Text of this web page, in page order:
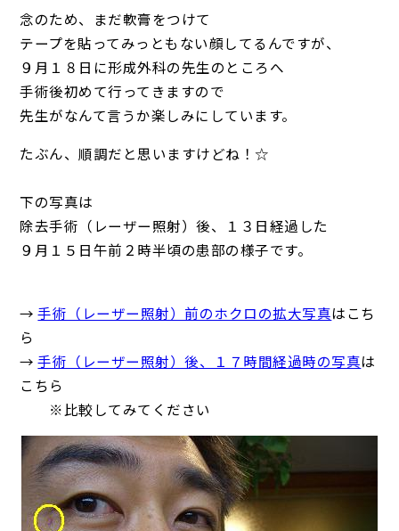
念のため、まだ軟膏をつけて
テープを貼ってみっともない顔してるんですが、
９月１８日に形成外科の先生のところへ
手術後初めて行ってきますので
先生がなんて言うか楽しみにしています。
たぶん、順調だと思いますけどね！☆
下の写真は
除去手術（レーザー照射）後、１３日経過した
９月１５日午前２時半頃の患部の様子です。
→手術（レーザー照射）前のホクロの拡大写真はこち
ら
→手術（レーザー照射）後、１７時間経過時の写真は
こちら
※比較してみてください